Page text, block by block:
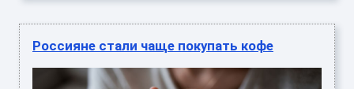
Россияне стали чаще покупать кофе